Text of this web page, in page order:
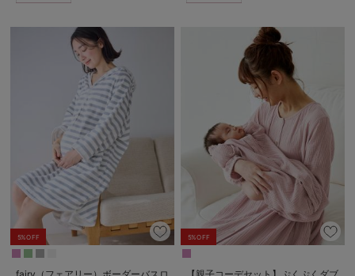
5%OFF 5%OFF